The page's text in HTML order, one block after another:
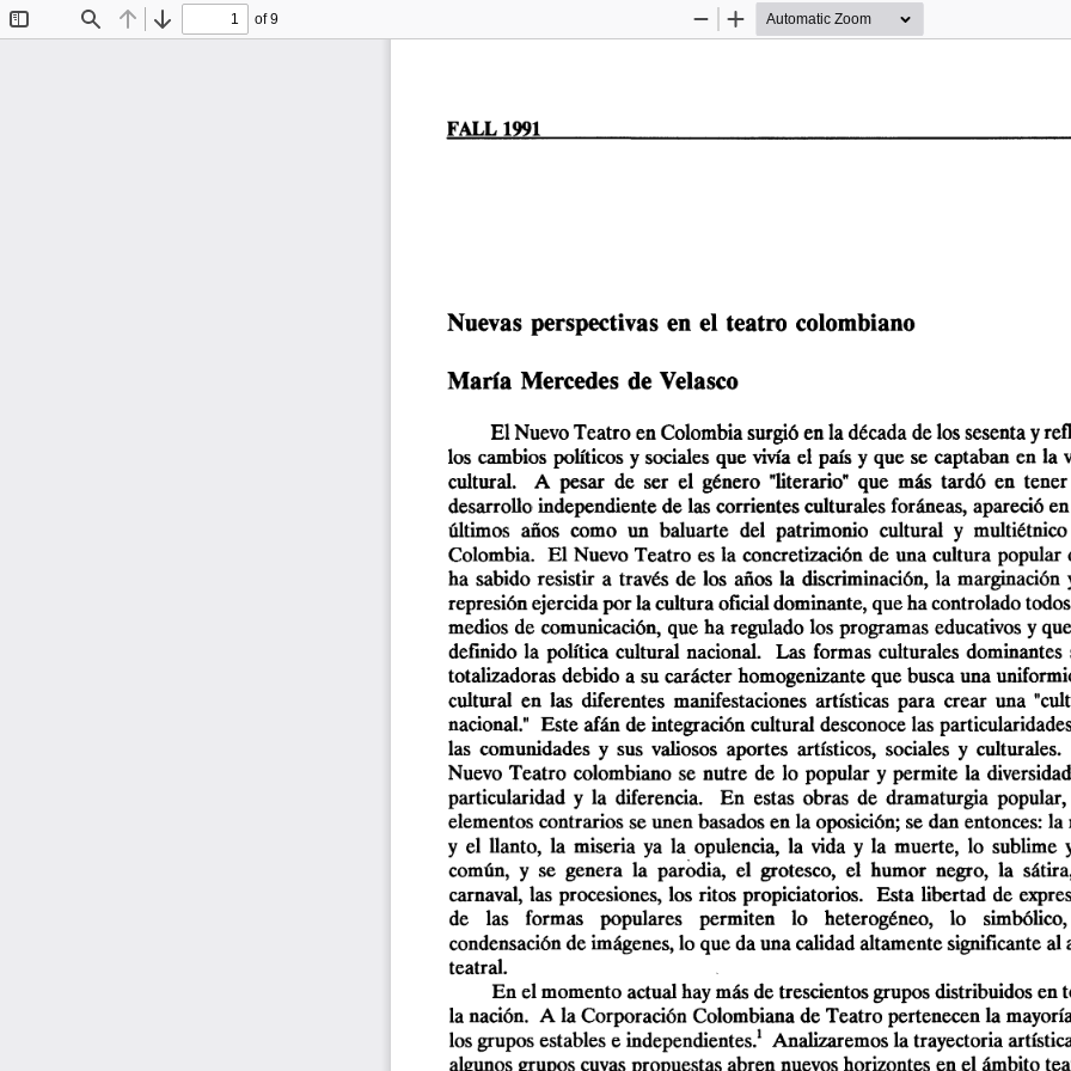
Find Previous
Next
of 9
Zoom
Zoom
FALL 1991
Nuevas  perspectivas  en  el  teatro  colombiano
María  Mercedes  de Velasco
El Nuevo Teatro en Colombia surgió en la década de los sesenta y
los  cambios  políticos  y sociales  que  vivía el  país y  que  se  captaban  en  la
cultural.    A  pesar  de  ser  el  género  "literario"  que  más  tardó  en  tener
desarrollo independiente  de las corrientes culturales foráneas,  apareció
últimos  años  como  un  baluarte  del  patrimonio  cultural  y  multiétnico
Colombia.   El  Nuevo  Teatro  es  la  concretización  de  una  cultura  popular
ha  sabido  resistir  a  través  de  los  años  la  discriminación,  la  marginación
represión ejercida por la cultura oficial dominante, que ha controlado
medios  de  comunicación,  que  ha regulado los  programas  educativos y
definido  la  política  cultural  nacional.   Las  formas  culturales  dominantes
totalizadoras  debido a su carácter  homogenizante  que busca una
cultural  en  las  diferentes  manifestaciones  artísticas  para  crear  una
nacional."  Este  afán de integración  cultural desconoce las
las  comunidades  y  sus  valiosos  aportes  artísticos,  sociales  y
Nuevo  Teatro  colombiano  se  nutre  de  lo  popular  y  permite  la
particularidad  y  la  diferencia.    En  estas  obras  de  dramaturgia  popular,
elementos  contrarios se unen basados en la oposición; se  dan entonces: la
y  el  llanto,  la  miseria  ya  la  opulencia,  la  vida  y  la  muerte,  lo  sublime
común,  y  se  genera  la  parodia,  el  grotesco,  el  humor  negro,  la
carnaval,  las  procesiones,  los  ritos  propiciatorios.   Esta  libertad  de
de    las   formas    populares    permiten   lo    heterogéneo,   lo
condensación de imágenes, lo que da una calidad altamente significante  al
teatral.
En el momento  actual hay más de trescientos grupos distribuidos en
la nación.  A  la Corporación  Colombiana  de Teatro pertenecen  la
los grupos estables e independientes. 1
Analizaremos la trayectoria
algunos grupos cuyas propuestas abren nuevos horizontes en el  ámbito